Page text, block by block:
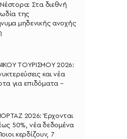
Στα διεθνή
της
μηδενικής ανοχής
ΤΟΥΡΙΣΜΟΥ 2026:
και νέα
για επιδόματα –
2026: Έρχονται
50%, νέα δεδομένα
κερδίζουν, 7